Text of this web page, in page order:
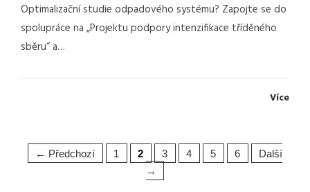
Optimalizační studie odpadového systému? Zapojte se do
spolupráce na „Projektu podpory intenzifikace tříděného
sběru“ a…
Více
← Předchozí 1 2 3 4 5 6
Další
→